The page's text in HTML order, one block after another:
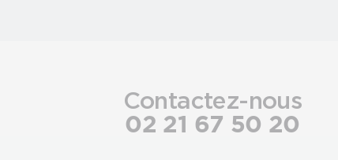
Contactez-nous
02 21 67 50 20